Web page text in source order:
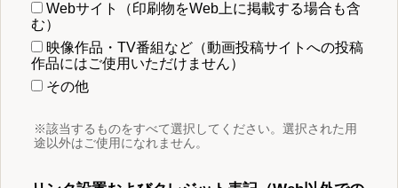
Webサイト（印刷物をWeb上に掲載する場合も含
む）
映像作品・TV番組など（動画投稿サイトへの投稿
作品にはご使用いただけません）
その他
※該当するものをすべて選択してください。選択された用
途以外はご使用になれません。